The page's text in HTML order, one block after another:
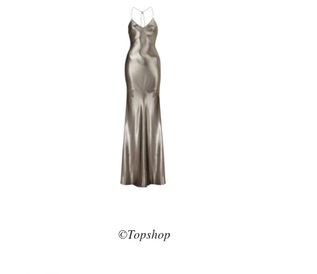
©Topshop